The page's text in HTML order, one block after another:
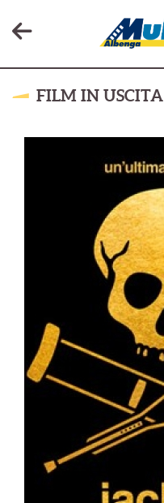
FILM IN USCITA